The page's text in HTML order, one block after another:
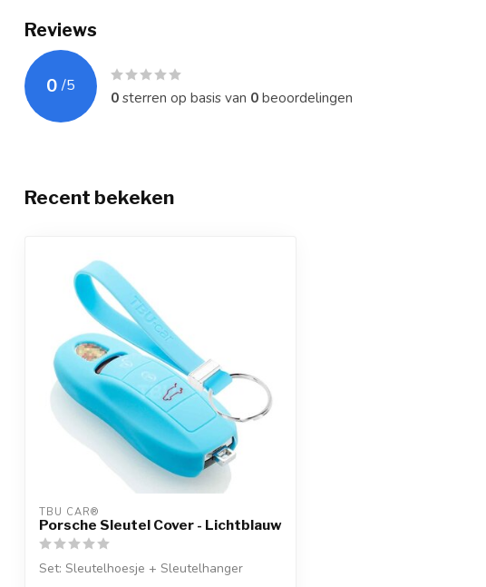
Reviews
0 /5
0sterren op basis van 0beoordelingen
Recent bekeken
TBU CAR®
Porsche Sleutel Cover - Lichtblauw
Set: Sleutelhoesje + Sleutelhanger